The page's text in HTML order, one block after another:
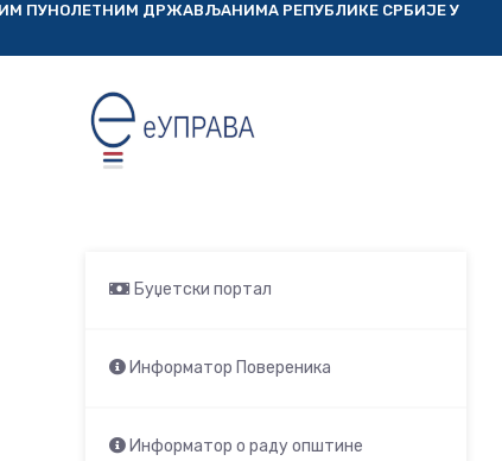
ПУНОЛЕТНИМ ДРЖАВЉАНИМА РЕПУБЛИКЕ СРБИЈЕ У
Буџетски портал
Информатор Повереника
Информатор о раду општине